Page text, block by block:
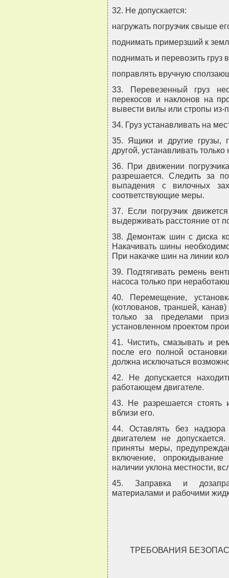
32. Не допускается:
нагружать погрузчик свыше
поднимать примерзший к
поднимать и перевозить
поправлять вручную
33. Перевезенный груз
перекосов и наклонов на
вывести вилы или стропы из-
34. Груз устанавливать на
35. Ящики и другие грузы,
другой, устанавливать
36. При движении
разрешается. Следить за
выпадения с вилочных
соответствующие меры.
37. Если погрузчик
выдерживать расстояние от
38. Демонтаж шин с диска
Накачивать шины
При накачке шин на линии
39. Подтягивать ремень
насоса только при
40. Перемещение,
(котлованов, траншей,
только за пределами
установленном проектом
41. Чистить, смазывать и
после его полной
должна исключаться
42. Не допускается
работающем двигателе.
43. Не разрешается стоять
вблизи его.
44. Оставлять без
двигателем не
приняты меры,
включение,
наличии уклона местности,
45. Заправка и
материалами и рабочими
ТРЕБОВАНИЯ